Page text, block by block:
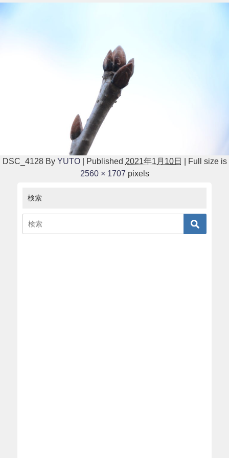
DSC_4128 By YUTO Published 2021年1月10日
Full size is
2560 × 1707 pixels
検索